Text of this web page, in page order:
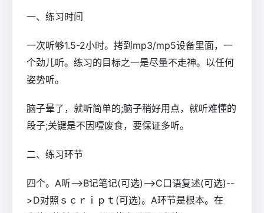
一、练习时间
一次听够1.5-2小时。拷到mp3/mp5设备里面，一
个劲儿听。练习的目标之一是尽量不走神。以任何
姿势听。
脑子晕了，就听简单的;脑子稍好用点，就听难懂的
段子;关键是不因噎废食，要保证多听。
二、练习环节
四个。A听-->B记笔记(可选)-->C口语复述(可选)--
>D对照ｓｃｒｉｐｔ(可选)。A环节是根本。在